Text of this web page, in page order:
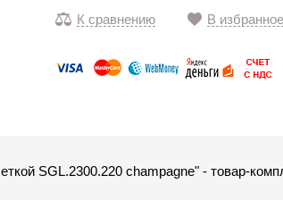
К сравнению В избранное
SGL.2300.220 champagne" - товар-